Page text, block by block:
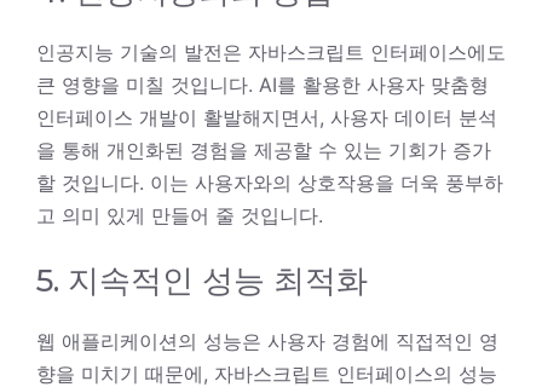
인공지능 기술의 발전은 자바스크립트 인터페이스에도
큰 영향을 미칠 것입니다. AI를 활용한 사용자 맞춤형
인터페이스 개발이 활발해지면서, 사용자 데이터 분석
을 통해 개인화된 경험을 제공할 수 있는 기회가 증가
할 것입니다. 이는 사용자와의 상호작용을 더욱 풍부하
고 의미 있게 만들어 줄 것입니다.
5. 지속적인 성능 최적화
웹 애플리케이션의 성능은 사용자 경험에 직접적인 영
향을 미치기 때문에, 자바스크립트 인터페이스의 성능